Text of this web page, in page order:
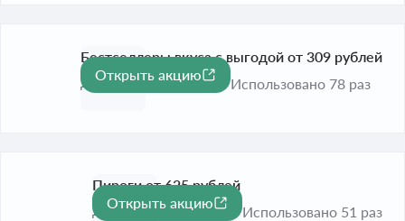
Бестселлеры вкуса с выгодой от 309 рублей
До 31 окт. 2026
Открыть акцию
Использовано 78 раз
Пироги от 625 рублей
До 31 окт. 2026
Открыть акцию
Использовано 51 раз